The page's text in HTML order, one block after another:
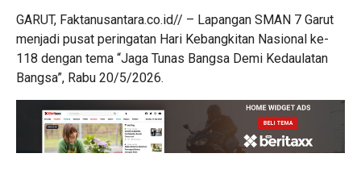
GARUT, Faktanusantara.co.id// – Lapangan SMAN 7 Garut
menjadi pusat peringatan Hari Kebangkitan Nasional ke-
118 dengan tema “Jaga Tunas Bangsa Demi Kedaulatan
Bangsa”, Rabu 20/5/2026.